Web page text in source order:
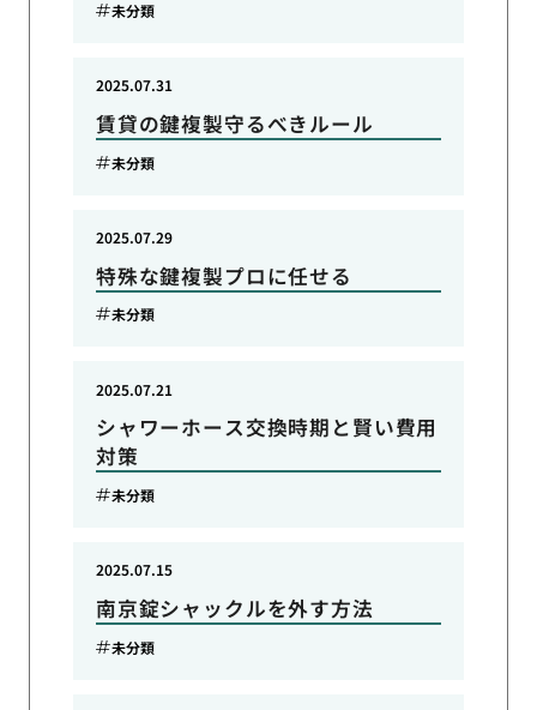
未分類
賃貸の鍵複製守るべきルール
2025.07.31
未分類
特殊な鍵複製プロに任せる
2025.07.29
未分類
シャワーホース交換時期と賢い費用
対策
2025.07.21
未分類
南京錠シャックルを外す方法
2025.07.15
未分類